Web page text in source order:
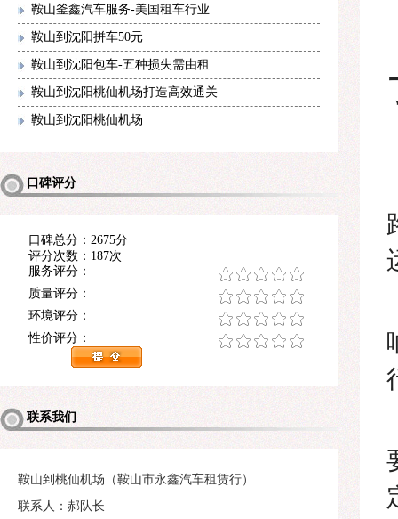
鞍山釜鑫汽车服务-美国租车行业
鞍山到沈阳拼车50元
鞍山到沈阳包车-五种损失需由租
鞍山到沈阳桃仙机场打造高效通关
鞍山到沈阳桃仙机场
口碑评分
口碑总分：2675分
评分次数：187次
服务评分：
质量评分：
环境评分：
性价评分：
联系我们
鞍山到桃仙机场（鞍山市永鑫汽车租赁行）
联系人：郝队长